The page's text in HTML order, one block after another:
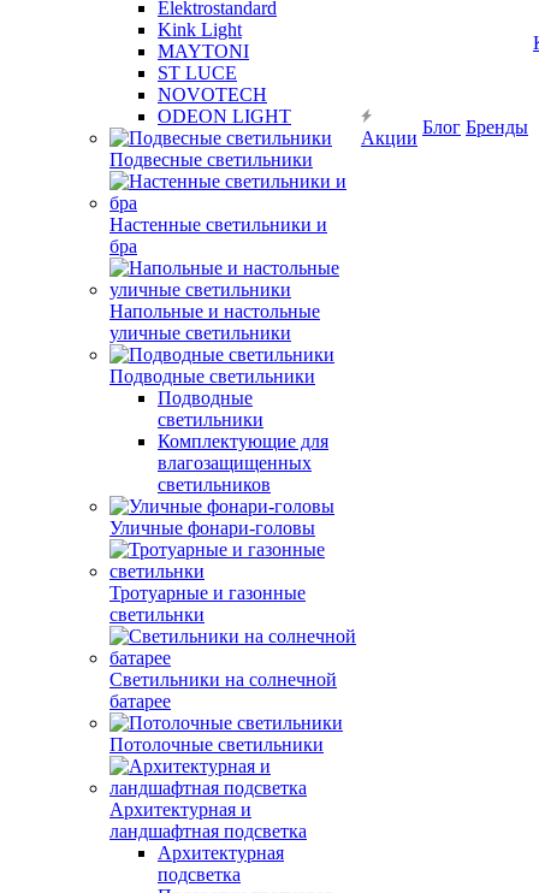
Elektrostandard
Kink Light
MAYTONI
ST LUCE
NOVOTECH
ODEON LIGHT
Подвесные светильники
Настенные светильники и
бра
Напольные и настольные
уличные светильники
Подводные светильники
Подводные
светильники
Комплектующие для
влагозащищенных
светильников
Уличные фонари-головы
Тротуарные и газонные
светильнки
Светильники на солнечной
батарее
Потолочные светильники
Архитектурная и
ландшафтная подсветка
Архитектурная
подсветка
Акции
Блог Бренды